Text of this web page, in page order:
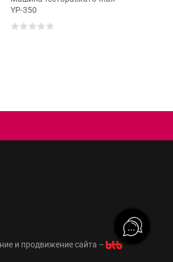
YP-350
и продвижение сайта –